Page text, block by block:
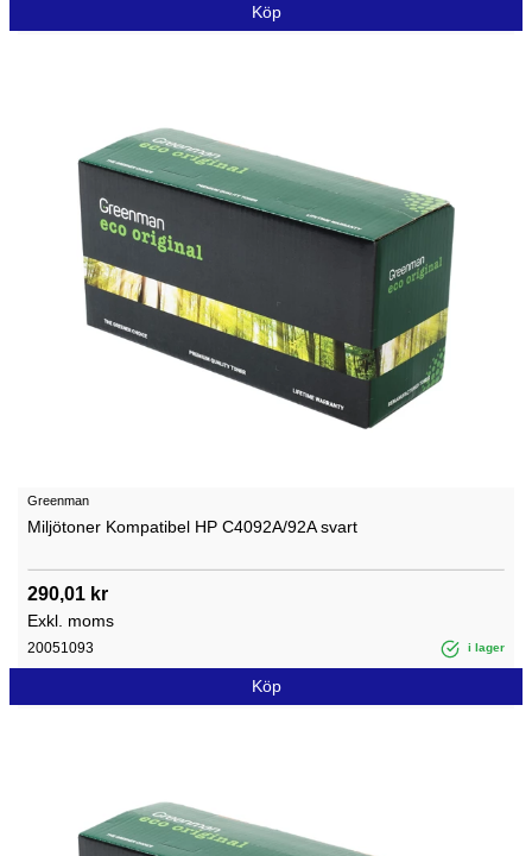
Köp
Greenman
Miljötoner Kompatibel HP C4092A/92A svart
290,01 kr
Exkl. moms
20051093 i lager
Köp